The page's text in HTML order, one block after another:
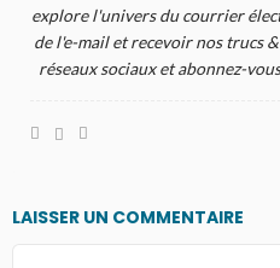
explore l'univers du courrier
de l'e-mail et recevoir nos trucs
réseaux sociaux et abonnez-
LAISSER UN COMMENTAIRE